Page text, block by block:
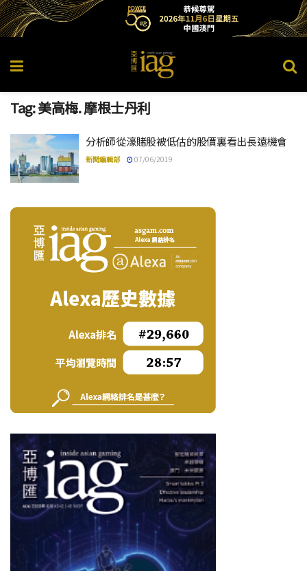
Tag:美高梅. 摩根士丹利
分析師從濠賭股被低估的股價裏看出長遠機會
新聞編輯部 07/06/2019